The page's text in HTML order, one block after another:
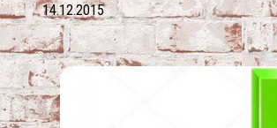
14.12.2015